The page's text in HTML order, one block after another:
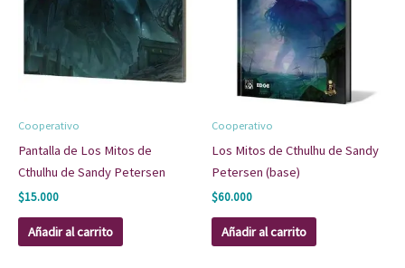
Cooperativo
Pantalla de Los Mitos de
Cthulhu de Sandy Petersen
$15.000
Añadir al carrito
Cooperativo
Los Mitos de Cthulhu de Sandy
Petersen (base)
$60.000
Añadir al carrito